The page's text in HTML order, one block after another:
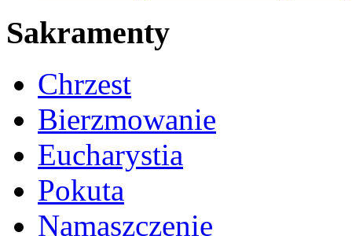
Sakramenty
Chrzest
Bierzmowanie
Eucharystia
Pokuta
Namaszczenie